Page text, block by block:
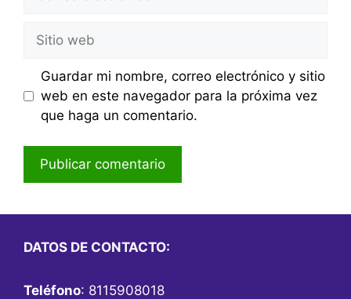
Sitio
web
Guardar mi nombre, correo electrónico y sitio
web en este navegador para la próxima vez
que haga un comentario.
DATOS DE CONTACTO:
Teléfono: 8115908018